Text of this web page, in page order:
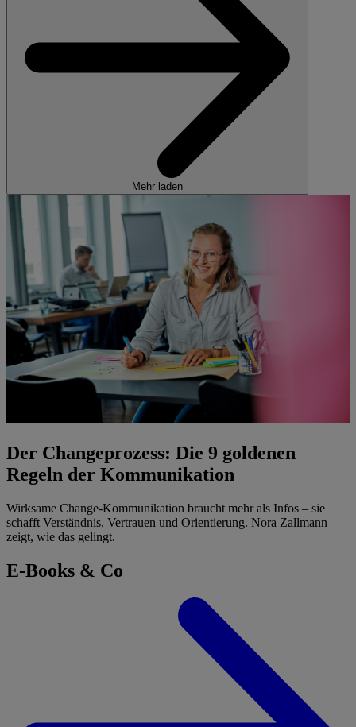
Mehr laden
Der Changeprozess: Die 9 goldenen
Regeln der Kommunikation
Wirksame Change-Kommunikation braucht mehr als Infos – sie
schafft Verständnis, Vertrauen und Orientierung. Nora Zallmann
zeigt, wie das gelingt.
E-Books & Co